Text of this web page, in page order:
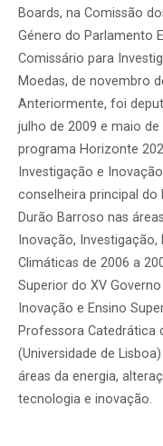
Boards, na Comissão
Género do Parlamento
Comissário para
Moedas, de novembro
Anteriormente, foi
julho de 2009 e maio
programa Horizonte
Investigação e
conselheira principal do
Durão Barroso nas
Inovação,
Climáticas de 2006 a
Superior do XV
Inovação e Ensino
Professora Catedrática
(Universidade de
áreas da energia,
tecnologia e inovação.